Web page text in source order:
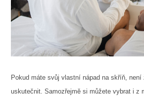
Pokud máte svůj vlastní nápad na skříň, není
uskutečnit. Samozřejmě si můžete vybrat i z